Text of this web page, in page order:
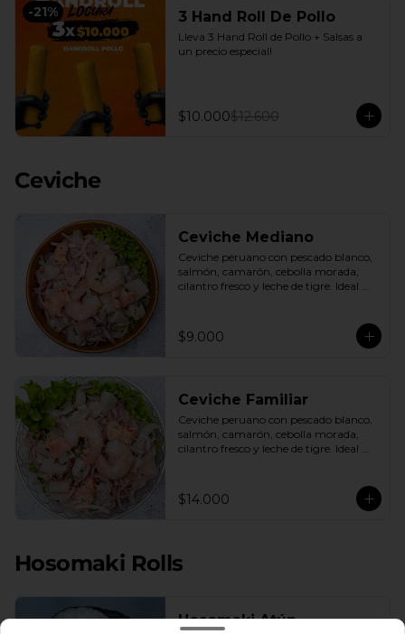
-21% 3 Hand Roll De Pollo
Lleva 3 Hand Roll de Pollo + Salsas a
un precio especial!
$10.000$12.600
Ceviche
Ceviche Mediano
Ceviche peruano con pescado blanco,
salmón, camarón, cebolla morada,
cilantro fresco y leche de tigre. Ideal
$9.000
Ceviche Familiar
Ceviche peruano con pescado blanco,
salmón, camarón, cebolla morada,
cilantro fresco y leche de tigre. Ideal
$14.000
Hosomaki Rolls
Hosomaki Atún